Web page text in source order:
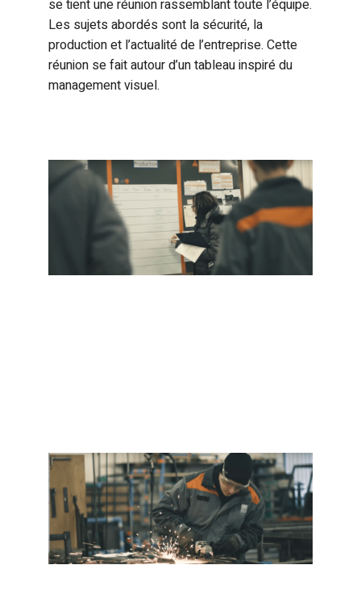
se tient une réunion rassemblant toute l’équipe.
Les sujets abordés sont la sécurité, la
production et l’actualité de l’entreprise. Cette
réunion se fait autour d’un tableau inspiré du
management visuel.